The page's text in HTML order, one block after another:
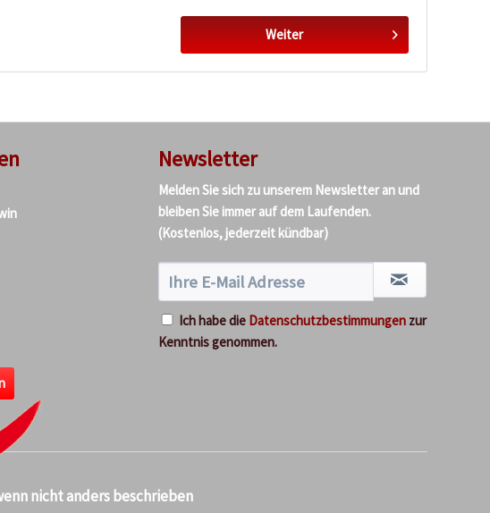
Weiter
Newsletter
Melden Sie sich zu unserem Newsletter an und
bleiben Sie immer auf dem Laufenden.
(Kostenlos, jederzeit kündbar)
Ich habe die Datenschutzbestimmungen zur
Kenntnis genommen.
nicht anders beschrieben